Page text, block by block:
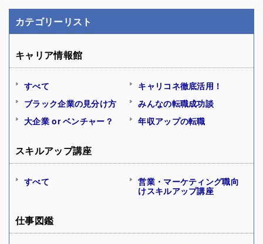
カテゴリーリスト
キャリア情報館
すべて
キャリコネ徹底活用！
ブラック企業の見分け方
みんなの転職成功談
大企業 or ベンチャー？
年収アップの転職
スキルアップ講座
すべて
営業・マーケティング職向
けスキルアップ講座
仕事図鑑